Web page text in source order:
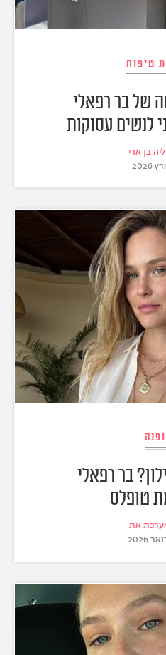
טיפוח
של בר רפאלי
לנשים עסוקות
בן ארי
בר רפאלי
טופלס
את